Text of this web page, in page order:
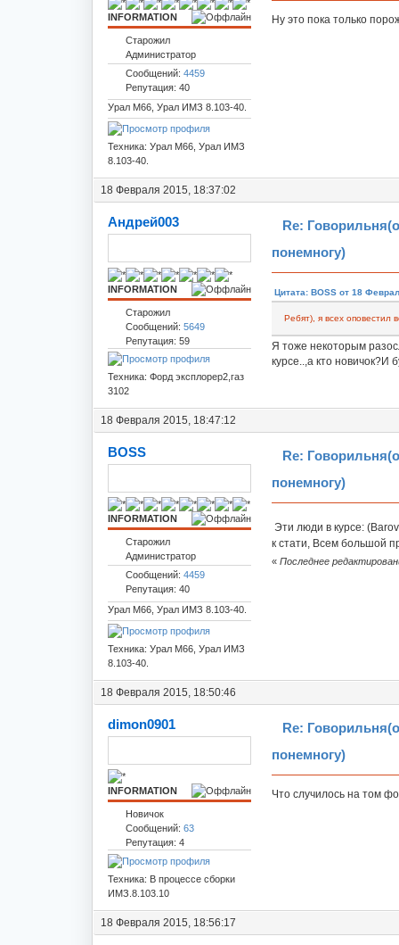
INFORMATION
Старожил
Администратор
Сообщений: 4459
Репутация: 40
Урал М66, Урал ИМЗ 8.103-40.
Техника: Урал М66, Урал ИМЗ
8.103-40.
Ну это пока только
18 Февраля 2015, 18:37:02
Андрей003
INFORMATION
Старожил
Сообщений: 5649
Репутация: 59
Техника: Форд эксплорер2,газ
3102
Re:
понемногу)
Цитата: BOSS от 18
Ребят), я всех оповестил
Я тоже некоторым
курсе..,а кто новичок?И
18 Февраля 2015, 18:47:12
BOSS
INFORMATION
Старожил
Администратор
Сообщений: 4459
Репутация: 40
Урал М66, Урал ИМЗ 8.103-40.
Техника: Урал М66, Урал ИМЗ
8.103-40.
Re:
понемногу)
Эти люди в курсе:
к стати, Всем большой
« Последнее
18 Февраля 2015, 18:50:46
dimon0901
INFORMATION
Новичок
Сообщений: 63
Репутация: 4
Техника: В процессе сборки
ИМЗ.8.103.10
Re:
понемногу)
Что случилось на том
18 Февраля 2015, 18:56:17